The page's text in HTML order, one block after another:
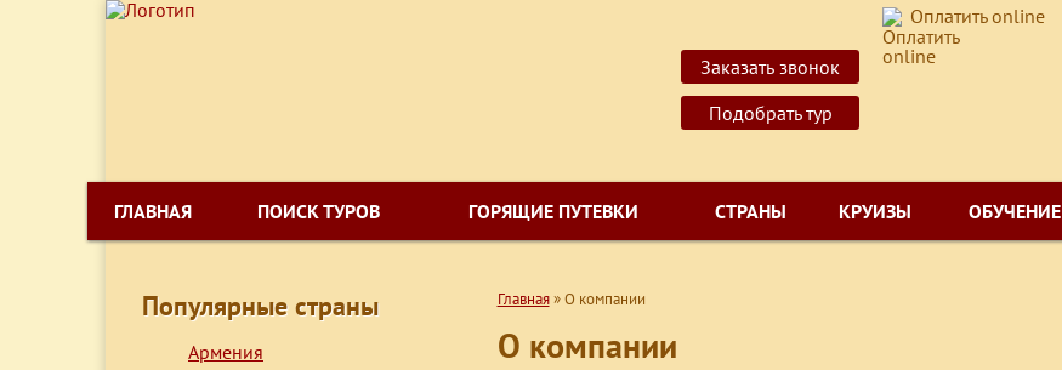
Оплатить online
Заказать звонок
Подобрать тур
ГЛАВНАЯ ПОИСК ТУРОВ ГОРЯЩИЕ ПУТЕВКИ СТРАНЫ КРУИЗЫ ОБУЧЕНИЕ
Популярные страны
Армения
Главная»О компании
О компании